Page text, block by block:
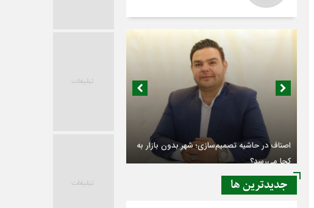
اصناف در حاشیه تصمیم‌سازی؛ شهر بدون بازار به
کجا می‌رسد؟
جديدترين ها